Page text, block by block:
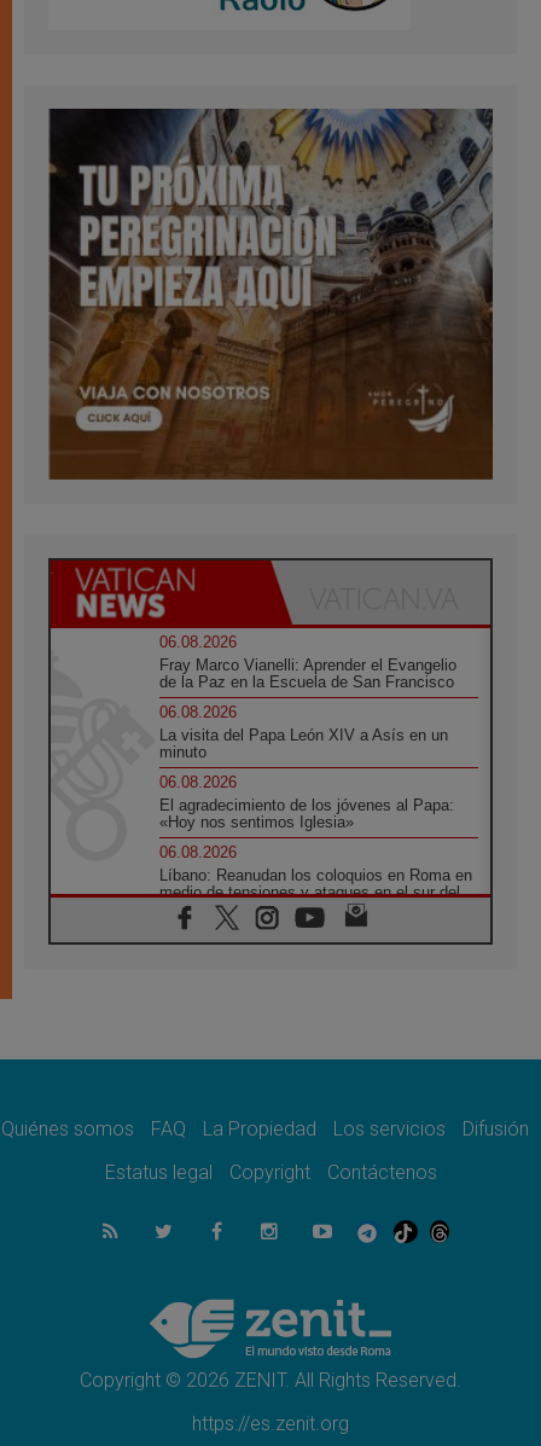
06.08.2026
Fray Marco Vianelli: Aprender el Evangelio
de la Paz en la Escuela de San Francisco
06.08.2026
La visita del Papa León XIV a Asís en un
minuto
06.08.2026
El agradecimiento de los jóvenes al Papa:
«Hoy nos sentimos Iglesia»
06.08.2026
Líbano: Reanudan los coloquios en Roma en
medio de tensiones y ataques en el sur del
país
06.08.2026
noticia para todo el Uruguay
León XIV: La revolución del Evangelio
06.08.2026
La Iglesia en Ceuta: caridad y esperanza
La visita del Papa a Perú será un tiempo de
gracia reconciliación y esperanza
Quiénes somos FAQ La Propiedad Los servicios
Difusión
Estatus legal
Copyright Contáctenos
Copyright © 2026 ZENIT. All Rights Reserved.
https://es.zenit.org